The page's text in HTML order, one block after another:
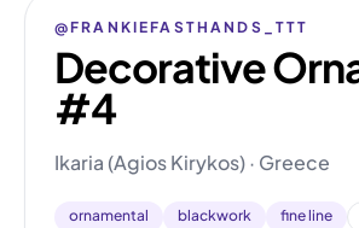
@FRANKIEFASTHANDS_TTT
Decorative
#4
Ikaria (Agios Kirykos) · Greece
ornamental blackwork fine line